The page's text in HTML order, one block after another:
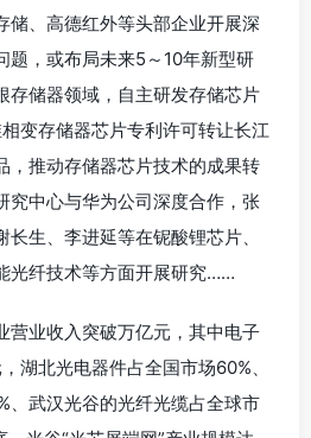
储、高德红外等头部企业开展深
题，或布局未来5～10年新型研
存储器领域，自主研发存储芯片
变存储器芯片专利许可转让长江
，推动存储器芯片技术的成果转
究中心与华为公司深度合作，张
生、李进延等在铌酸锂芯片、
光纤技术等方面开展研究……
营业收入突破万亿元，其中电子
湖北光电器件占全国市场60%、
、武汉光谷的光纤光缆占全球市